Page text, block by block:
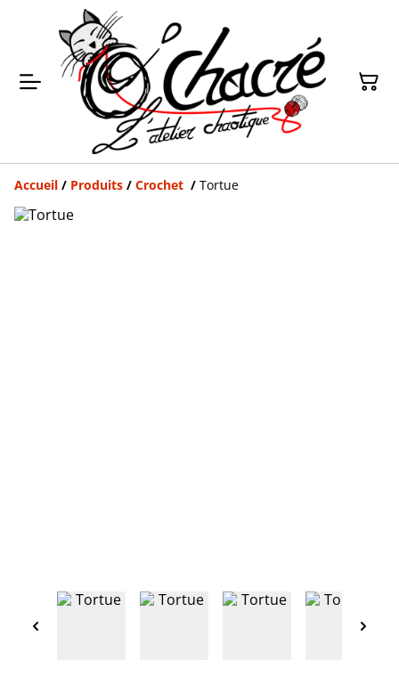
Accueil / Produits / Crochet / Tortue